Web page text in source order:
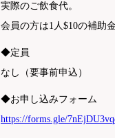
実際のご飲食代。
会員の方は1人$10の補助
◆定員
なし（要事前申込）
◆お申し込みフォーム
https://forms.gle/